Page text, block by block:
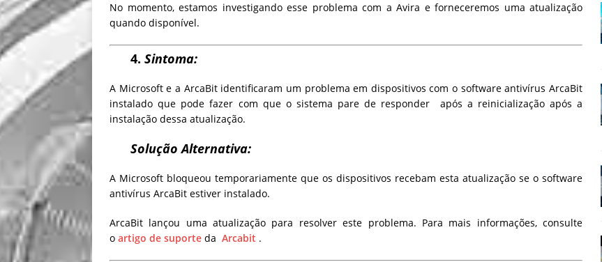
No momento, estamos investigando esse problema com a Avira e forneceremos uma atualização
quando disponível.
4. Sintoma:
A Microsoft e a ArcaBit identificaram um problema em dispositivos com o software antivírus ArcaBit
instalado que pode fazer com que o sistema pare de responder
após a reinicialização após a
instalação dessa atualização.
Solução Alternativa:
A Microsoft bloqueou temporariamente que os dispositivos recebam esta atualização se o software
antivírus ArcaBit estiver instalado.
ArcaBit lançou uma atualização para resolver este problema. Para mais informações, consulte
o artigo de suporte da Arcabit .